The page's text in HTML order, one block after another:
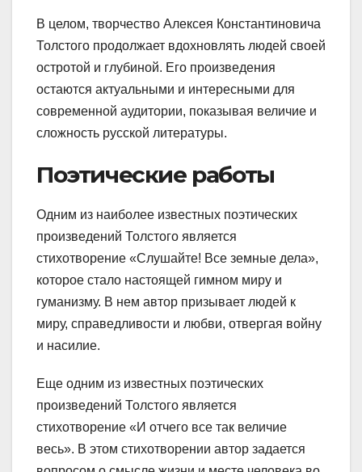
В целом, творчество Алексея Константиновича
Толстого продолжает вдохновлять людей своей
остротой и глубиной. Его произведения
остаются актуальными и интересными для
современной аудитории, показывая величие и
сложность русской литературы.
Поэтические работы
Одним из наиболее известных поэтических
произведений Толстого является
стихотворение «Слушайте! Все земные дела»,
которое стало настоящей гимном миру и
гуманизму. В нем автор призывает людей к
миру, справедливости и любви, отвергая войну
и насилие.
Еще одним из известных поэтических
произведений Толстого является
стихотворение «И отчего все так величие
весь». В этом стихотворении автор задается